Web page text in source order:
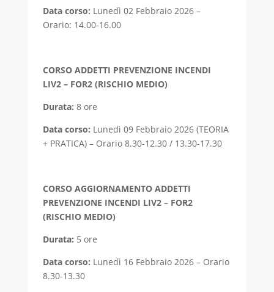
Data corso: Lunedì 02 Febbraio 2026 –
Orario: 14.00-16.00
CORSO ADDETTI PREVENZIONE INCENDI
LIV2 – FOR2 (RISCHIO MEDIO)
Durata: 8 ore
Data corso: Lunedì 09 Febbraio 2026 (TEORIA
+ PRATICA) – Orario 8.30-12.30 / 13.30-17.30
CORSO AGGIORNAMENTO ADDETTI
PREVENZIONE INCENDI LIV2 – FOR2
(RISCHIO MEDIO)
Durata: 5 ore
Data corso: Lunedì 16 Febbraio 2026 – Orario
8.30-13.30